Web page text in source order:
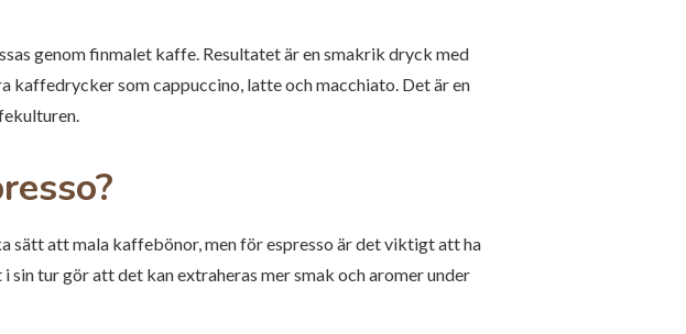
genom finmalet kaffe. Resultatet är en smakrik dryck med
kaffedrycker som cappuccino, latte och macchiato. Det är en
sätt att mala kaffebönor, men för espresso är det viktigt att ha
tur gör att det kan extraheras mer smak och aromer under